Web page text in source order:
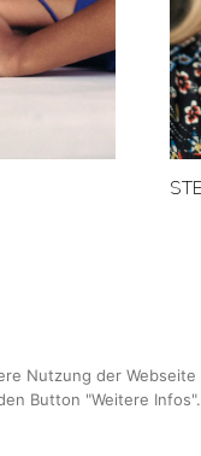
Nutzung der
Button "Weitere Infos".